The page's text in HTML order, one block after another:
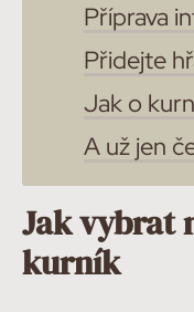
Příprava
Přidejte
Jak o
A už jen
Jak vybrat
kurník